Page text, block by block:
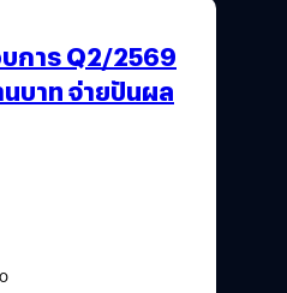
การ Q2/2569
บาท จ่ายปันผล